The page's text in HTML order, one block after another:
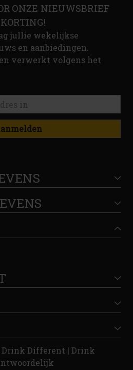
ONZE NIEUWSBRIEF
jullie wekelijkse
en aanbiedingen.
verwerkt volgens het
Drink Different | Drink